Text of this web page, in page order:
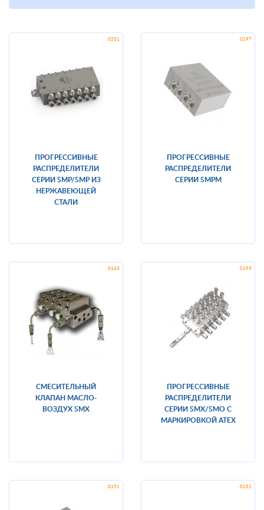
ПРОГРЕССИВНЫЕ
РАСПРЕДЕЛИТЕЛИ
СЕРИИ SMP/SMP ИЗ
НЕРЖАВЕЮЩЕЙ
СТАЛИ
ПРОГРЕССИВНЫЕ
РАСПРЕДЕЛИТЕЛИ
СЕРИИ SMPM
СМЕСИТЕЛЬНЫЙ
КЛАПАН МАСЛО-
ВОЗДУХ SMX
ПРОГРЕССИВНЫЕ
РАСПРЕДЕЛИТЕЛИ
СЕРИИ SMX/SMO С
МАРКИРОВКОЙ ATEX